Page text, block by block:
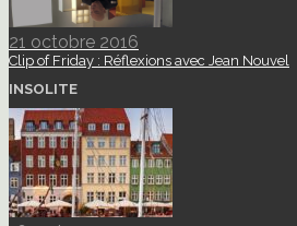
21 octobre 2016
Clip of Friday : Réflexions avec Jean Nouvel
INSOLITE